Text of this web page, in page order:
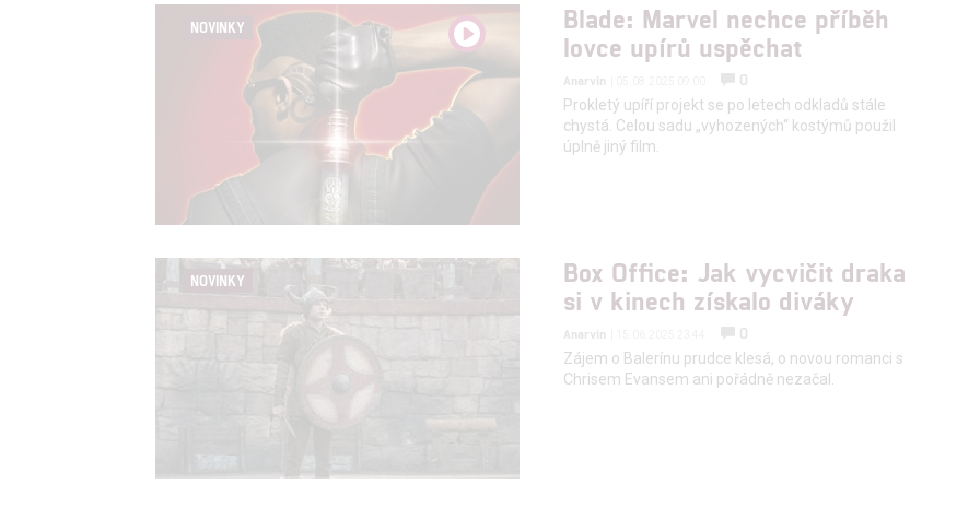
NOVINKY
Blade: Marvel nechce příběh
lovce upírů uspěchat
Anarvin
0
Prokletý upíří projekt se po letech odkladů stále
chystá. Celou sadu „vyhozených“ kostýmů použil
úplně jiný film.
NOVINKY
Box Office: Jak vycvičit draka
si v kinech získalo diváky
Anarvin
0
Zájem o Balerínu prudce klesá, o novou romanci s
Chrisem Evansem ani pořádně nezačal.
Udělením souhlasu s účely a funkcemi zde uvedenými dáváte nám i našim
možnost: Zajištění bezpečnosti, předcházení a zjišťování podvodů a
Poskytování a zobrazování reklamy a obsahu